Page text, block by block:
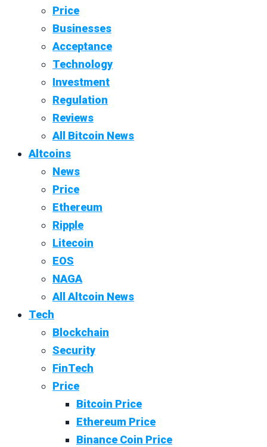
Price
Businesses
Acceptance
Technology
Investment
Regulation
Reviews
All Bitcoin News
Altcoins
News
Price
Ethereum
Ripple
Litecoin
EOS
NAGA
All Altcoin News
Tech
Blockchain
Security
FinTech
Price
Bitcoin Price
Ethereum Price
Binance Coin Price